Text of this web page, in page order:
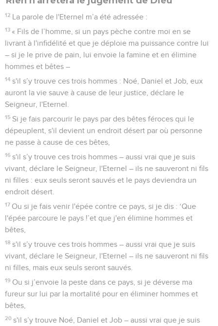
12 La parole de l'Eternel m’a été adressée :
13 « Fils de l’homme, si un pays pèche contre moi en se
livrant à l'infidélité et que je déploie ma puissance contre lui
– si je le prive de pain, lui envoie la famine et en élimine
hommes et bêtes –
14 s'il s’y trouve ces trois hommes : Noé, Daniel et Job, eux
auront la vie sauve à cause de leur justice, déclare le
Seigneur, l'Eternel.
15 Si je fais parcourir le pays par des bêtes féroces qui le
dépeuplent, s'il devient un endroit désert par où personne
ne passe à cause de ces bêtes,
16 s'il s’y trouve ces trois hommes – aussi vrai que je suis
vivant, déclare le Seigneur, l'Eternel – ils ne sauveront ni fils
ni filles : eux seuls seront sauvés et le pays deviendra un
endroit désert.
17 Ou si je fais venir l'épée contre ce pays, si je dis : ‘Que
l'épée parcoure le pays !’et que j'en élimine hommes et
bêtes,
18 s'il s’y trouve ces trois hommes – aussi vrai que je suis
vivant, déclare le Seigneur, l'Eternel – ils ne sauveront ni fils
ni filles, mais eux seuls seront sauvés.
19 Ou si j’envoie la peste dans ce pays, si je déverse ma
fureur sur lui par la mortalité pour en éliminer hommes et
bêtes,
20 s'il s’y trouve Noé, Daniel et Job – aussi vrai que je suis